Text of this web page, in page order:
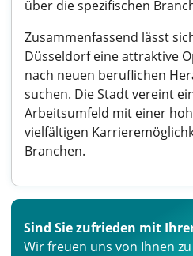
über die spezifischen
Zusammenfassend lässt
Düsseldorf eine attraktive
nach neuen beruflichen
suchen. Die Stadt vereint
Arbeitsumfeld mit einer
vielfältigen
Branchen.
Sind Sie zufrieden mit
Wir freuen uns von Ihnen